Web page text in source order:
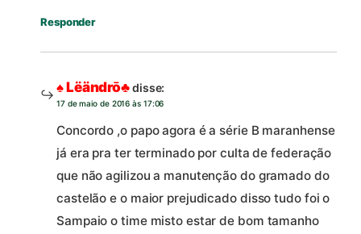
Responder
♠ Lëändrō♣disse:
17 de maio de 2016 às 17:06
Concordo ,o papo agora é a série B maranhense
já era pra ter terminado por culta de federação
que não agilizou a manutenção do gramado do
castelão e o maior prejudicado disso tudo foi o
Sampaio o time misto estar de bom tamanho